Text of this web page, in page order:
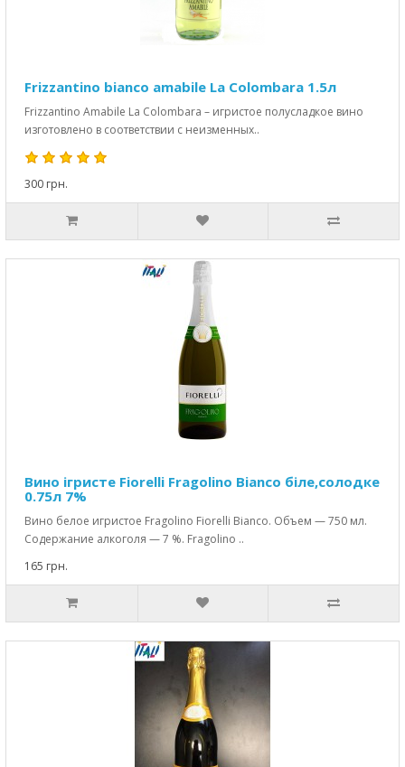
Frizzantino bianco amabile La Colombara 1.5л
Frizzantino Amabile La Colombara – игристое полусладкое вино
изготовлено в соответствии с неизменных..
300 грн.
Вино ігристе Fiorelli Fragolino Bianco біле,солодке
0.75л 7%
Вино белое игристое Fragolino Fiorelli Bianco. Объем — 750 мл.
Содержание алкоголя — 7 %. Fragolino ..
165 грн.